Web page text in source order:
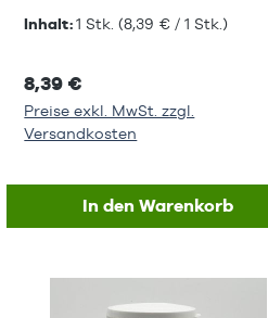
Inhalt:1 Stk.(8,39 € / 1 Stk.)
8,39 €
Preise exkl. MwSt. zzgl.
Versandkosten
In den Warenkorb